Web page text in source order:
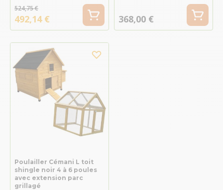
524,75 €
492,14 € 368,00 €
Poulailler Cémani L toit
shingle noir 4 à 6 poules
avec extension parc
grillagé